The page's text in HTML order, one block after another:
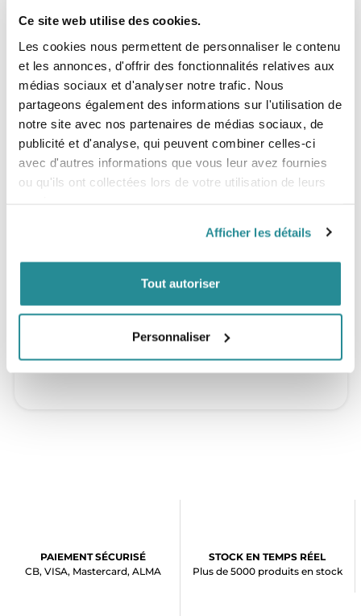
Ce site web utilise des cookies.
Les cookies nous permettent de personnaliser le contenu
et les annonces, d'offrir des fonctionnalités relatives aux
médias sociaux et d'analyser notre trafic. Nous
partageons également des informations sur l'utilisation de
notre site avec nos partenaires de médias sociaux, de
publicité et d'analyse, qui peuvent combiner celles-ci
avec d'autres informations que vous leur avez fournies
ou qu'ils ont collectées lors de votre utilisation de leurs
Afficher les détails
Tout autoriser
Personnaliser
famille, y compris les enfants.
Sa texture non desséchante hydrate la peau. Ne coule pas
dans les yeux.
Conseils d'utilisation :
Pour vous assurer une haute protection,
pensez à bien
agiter le tube de crème SPF50 avant toute
utilisation. Nous vous conseillons d’appliquer
étaler pour ne pas laisser de traces blanches. N’oubliez pas
maintenir la protection, surtout après avoir transpiré,
ou protégez-vous avec des vêtements et un chapeau.
PAIEMENT SÉCURISÉ
CB, VISA, Mastercard, ALMA
STOCK EN TEMPS RÉEL
Plus de 5000 produits en stock